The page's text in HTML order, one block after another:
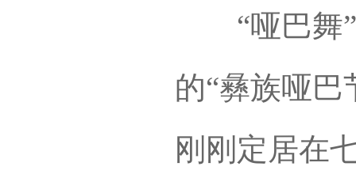
“哑巴舞”
的“彝族哑
刚刚定居在